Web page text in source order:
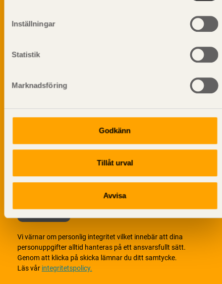
Inställningar
Statistik
Marknadsföring
Godkänn
Tillåt urval
Avvisa
Prenumerera på Svenskt Träs
Vi värnar om personlig integritet vilket innebär att dina
personuppgifter alltid hanteras på ett ansvarsfullt sätt.
Genom att klicka på skicka lämnar du ditt samtycke.
Läs vår integritetspolicy.